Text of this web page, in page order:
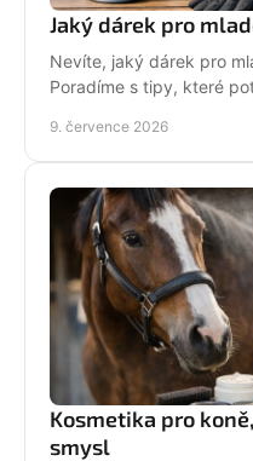
Jaký dárek pro
Nevíte, jaký dárek pro
Poradíme s tipy, které
9. července 2026
Kosmetika pro
smysl